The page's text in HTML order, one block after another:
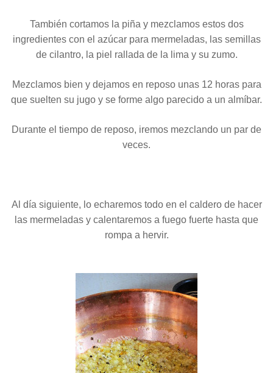
También cortamos la piña y mezclamos estos dos
ingredientes con el azúcar para mermeladas, las semillas
de cilantro, la piel rallada de la lima y su zumo.
Mezclamos bien y dejamos en reposo unas 12 horas para
que suelten su jugo y se forme algo parecido a un almíbar.
Durante el tiempo de reposo, iremos mezclando un par de
veces.
Al día siguiente, lo echaremos todo en el caldero de hacer
las mermeladas y calentaremos a fuego fuerte hasta que
rompa a hervir.